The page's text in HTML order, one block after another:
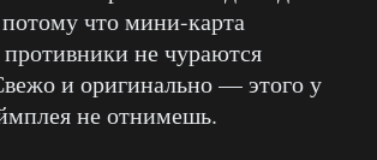
что мини-карта
не чураются
и оригинально — этого у
не отнимешь.